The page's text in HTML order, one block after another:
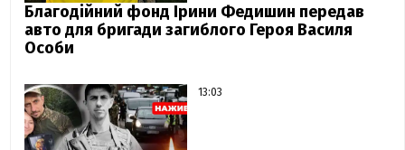
Благодійний фонд Ірини Федишин передав
авто для бригади загиблого Героя Василя
Особи
13:03